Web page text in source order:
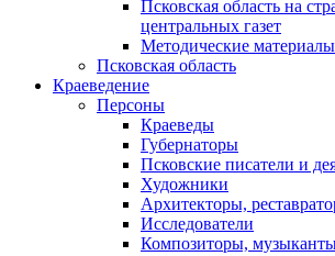
Псковская область на
центральных газет
Методические материалы
Псковская область
Краеведение
Персоны
Краеведы
Губернаторы
Псковские писатели и
Художники
Архитекторы,
Исследователи
Композиторы,